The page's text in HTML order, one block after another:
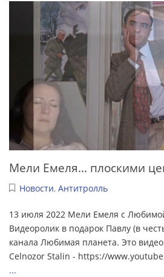
Мели Емеля... плоскими
Новости, Антитролль
13 июля 2022 Мели Емеля с
Видеоролик в подарок Павлу (в
канала Любимая планета. Это видео
Celnozor Stalin - https://
...